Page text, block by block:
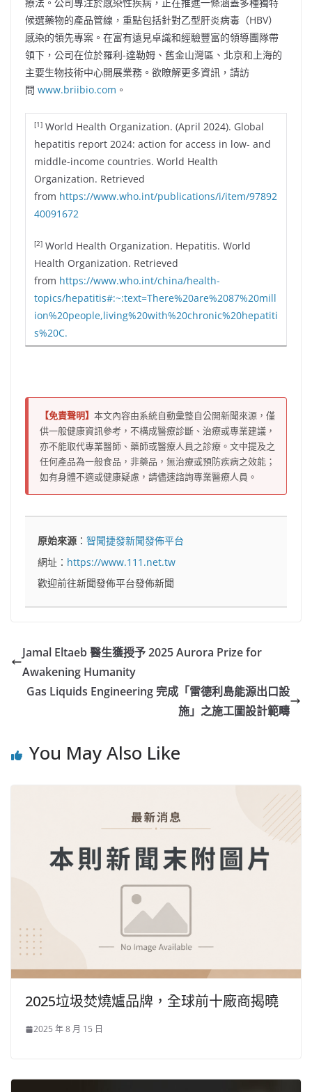
候選藥物的產品管線，重點包括針對乙型肝炎病毒（HBV）
感染的領先專案。在富有遠見卓識和經驗豐富的領導團隊帶
領下，公司在位於羅利-達勒姆、舊金山灣區、北京和上海的
主要生物技術中心開展業務。欲瞭解更多資訊，請訪
問 www.briibio.com 。
[1] World Health Organization. (April 2024). Global
hepatitis report 2024: action for access in low- and
middle-income countries. World Health
Organization. Retrieved
from https://www.who.int/publications/i/item/97892
40091672
[2] World Health Organization. Hepatitis. World
Health Organization. Retrieved
from https://www.who.int/china/health-
topics/hepatitis#:~:text=There%20are%2087%20mill
ion%20people,living%20with%20chronic%20hepatiti
s%20C.
【免責聲明】 本文內容由系統自動彙整自公開新聞來源，僅
供一般健康資訊參考，不構成醫療診斷、治療或專業建議，
亦不能取代專業醫師、藥師或醫療人員之診療。文中提及之
任何產品為一般食品，非藥品，無治療或預防疾病之效能；
如有身體不適或健康疑慮，請儘速諮詢專業醫療人員。
原始來源 ：智聞捷發新聞發佈平台
網址： https://www.111.net.tw
歡迎前往新聞發佈平台發佈新聞
Jamal Eltaeb 醫生獲授予 2025 Aurora Prize for
Awakening Humanity
Gas Liquids Engineering 完成「雷德利島能源出口設
施」之施工圖設計範疇
You May Also Like
2025垃圾焚燒爐品牌，全球前十廠商揭曉
2025 年 8 月 15 日